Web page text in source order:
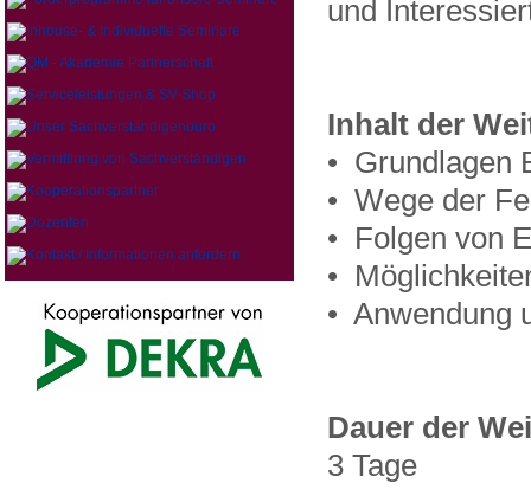
und
Inhalt der
• Grundlagen
• Wege der
• Folgen von
•
• Anwendung
Dauer der
3 Tage